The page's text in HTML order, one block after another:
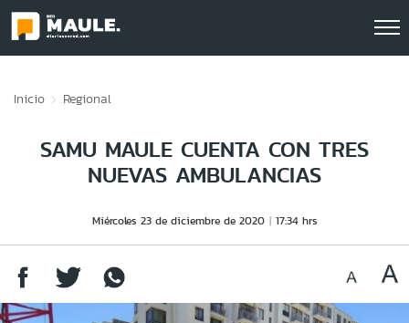
Inicio Regional
SAMU MAULE CUENTA CON TRES
NUEVAS AMBULANCIAS
Miércoles 23 de diciembre de 2020 17:34 hrs